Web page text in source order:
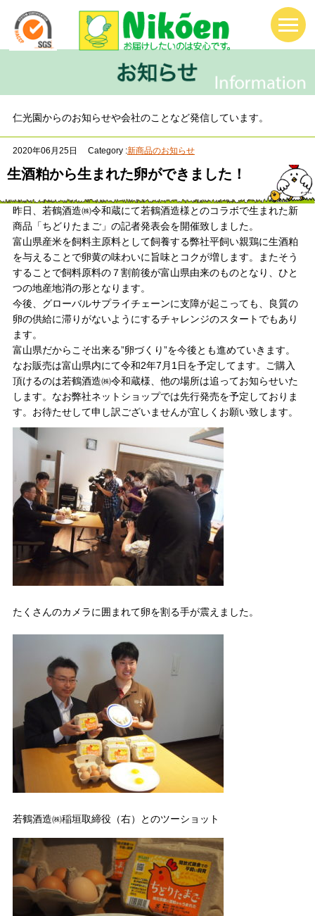
仁光園からのお知らせや会社のことなど発信しています。
2020年06月25日 Category :新商品のお知らせ
生酒粕から生まれた卵ができました！
昨日、若鶴酒造㈱令和蔵にて若鶴酒造様とのコラボで生まれた新
商品「ちどりたまご」の記者発表会を開催致しました。
富山県産米を飼料主原料として飼養する弊社平飼い親鶏に生酒粕
を与えることで卵黄の味わいに旨味とコクが増します。またそう
することで飼料原料の７割前後が富山県由来のものとなり、ひと
つの地産地消の形となります。
今後、グローバルサプライチェーンに支障が起こっても、良質の
卵の供給に滞りがないようにするチャレンジのスタートでもあり
ます。
富山県だからこそ出来る”卵づくり”を今後とも進めていきます。
なお販売は富山県内にて令和2年7月1日を予定してます。ご購入
頂けるのは若鶴酒造㈱令和蔵様、他の場所は追ってお知らせいた
します。なお弊社ネットショップでは先行発売を予定しておりま
す。お待たせして申し訳ございませんが宜しくお願い致します。
たくさんのカメラに囲まれて卵を割る手が震えました。
若鶴酒造㈱稲垣取締役（右）とのツーショット